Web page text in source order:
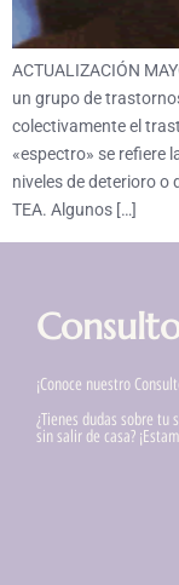
ACTUALIZACIÓN
un grupo de
colectivamente el
«espectro» se refiere
niveles de deterioro o
TEA. Algunos […]
¡Conoce nuestro
¿Tienes dudas sobre tu
sin salir de casa?